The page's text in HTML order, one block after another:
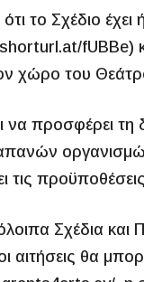
το Σχέδιο
fUBBe)
χώρο του
να προσφέρει
τις
Σχέδια
αιτήσεις θα